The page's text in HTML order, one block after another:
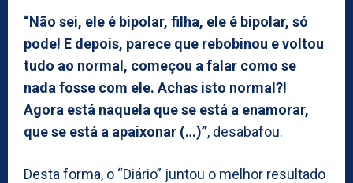
“Não sei, ele é bipolar, filha, ele é bipolar, só
pode! E depois, parece que rebobinou e voltou
tudo ao normal, começou a falar como se
nada fosse com ele. Achas isto normal?!
Agora está naquela que se está a enamorar,
que se está a apaixonar (…)”, desabafou.
Desta forma, o “Diário” juntou o melhor resultado